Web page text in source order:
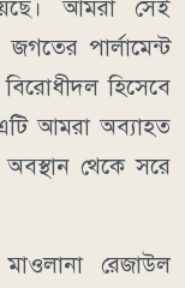
আমরা সেই
পার্লামেন্ট
হিসেবে
আমরা অব্যাহত
থেকে সরে
রেজাউল